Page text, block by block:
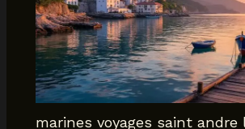
marines voyages saint andre